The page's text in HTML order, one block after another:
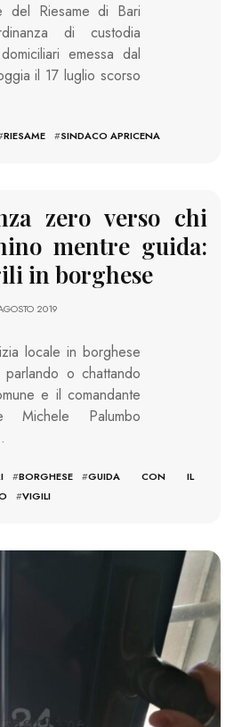
del Riesame di Bari
di custodia
emessa dal
il 17 luglio scorso
RIESAME #SINDACO APRICENA
zero verso chi
mentre guida:
in borghese
2019
locale in borghese
o chattando
e il comandante
Michele Palumbo
#BORGHESE #GUIDA CON IL
#VIGILI